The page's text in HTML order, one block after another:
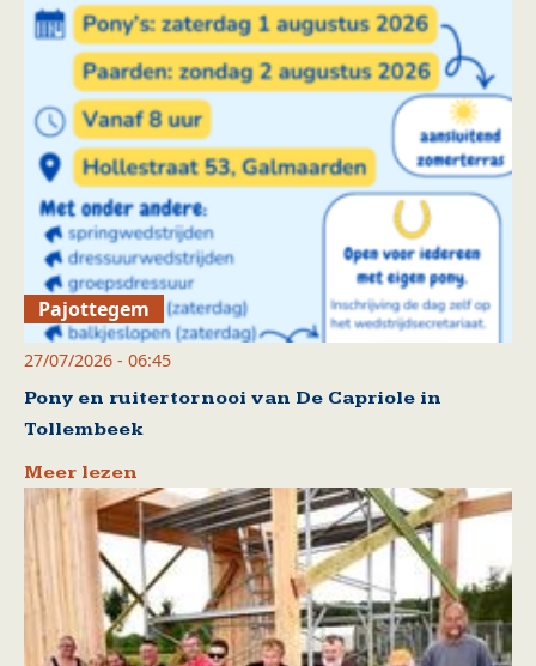
Pajottegem
27/07/2026 - 06:45
Pony en ruitertornooi van De Capriole in
Tollembeek
Meer lezen